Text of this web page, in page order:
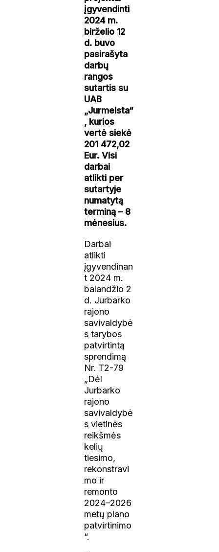
įgyvendinti
2024 m.
birželio 12
d. buvo
pasirašyta
darbų
rangos
sutartis su
UAB
„Jurmelsta“
, kurios
vertė siekė
201 472,02
Eur. Visi
darbai
atlikti per
sutartyje
numatytą
terminą – 8
mėnesius.
Darbai
atlikti
įgyvendinan
t 2024 m.
balandžio 2
d. Jurbarko
rajono
savivaldybė
s tarybos
patvirtintą
sprendimą
Nr. T2-79
„Dėl
Jurbarko
rajono
savivaldybė
s vietinės
reikšmės
kelių
tiesimo,
rekonstravi
mo ir
remonto
2024–2026
metų plano
patvirtinimo
“.